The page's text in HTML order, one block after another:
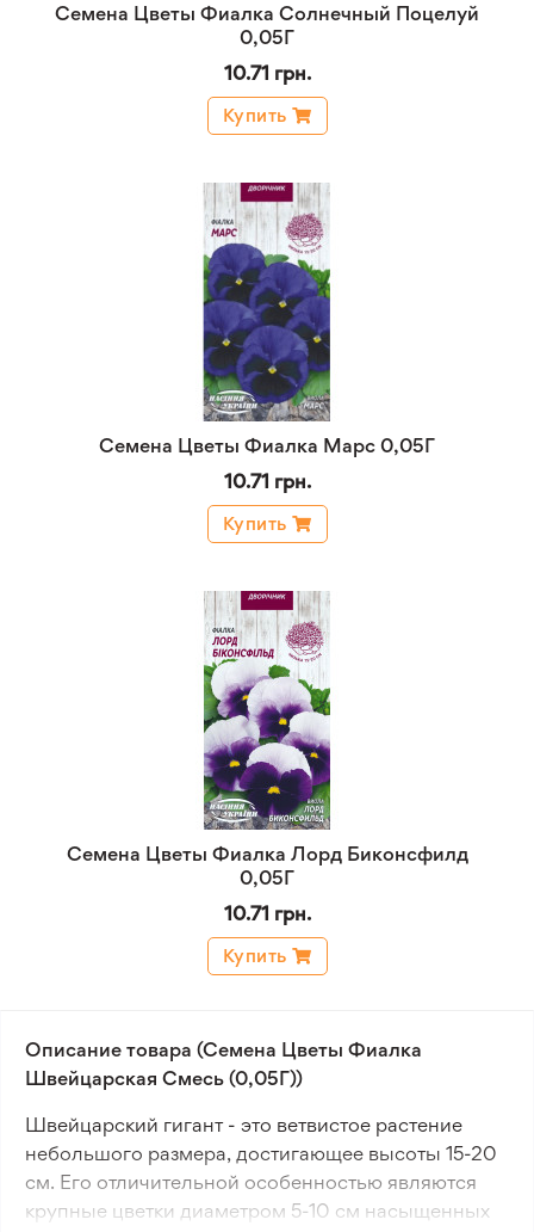
Семена Цветы Фиалка Солнечный Поцелуй
0,05Г
10.71 грн.
Купить
Семена Цветы Фиалка Марс 0,05Г
10.71 грн.
Купить
Семена Цветы Фиалка Лорд Биконсфилд
0,05Г
10.71 грн.
Купить
Описание товара (Семена Цветы Фиалка
Швейцарская Смесь (0,05Г))
Швейцарский гигант - это ветвистое растение
небольшого размера, достигающее высоты 15-20
см. Его отличительной особенностью являются
крупные цветки диаметром 5-10 см насыщенных